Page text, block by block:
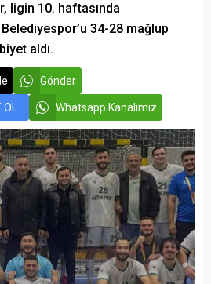
ligin 10. haftasında
34-28 mağlup
aldı.
Gönder
Whatsapp Kanalımız